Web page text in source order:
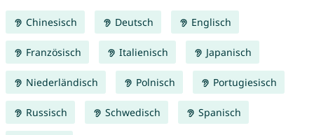
Chinesisch Deutsch Englisch
Französisch Italienisch Japanisch
Niederländisch Polnisch Portugiesisch
Russisch Schwedisch Spanisch